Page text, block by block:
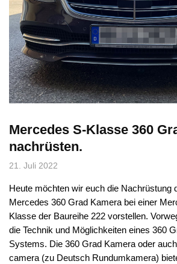
Mercedes S-Klasse 360
nachrüsten.
21. Juli 2022
Heute möchten wir euch die Nachrüstung
Mercedes 360 Grad Kamera bei einer
Klasse der Baureihe 222 vorstellen.
die Technik und Möglichkeiten eines 360
Systems. Die 360 Grad Kamera oder
camera (zu Deutsch Rundumkamera)